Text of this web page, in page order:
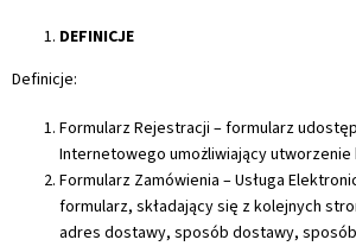
DEFINICJE
Definicje:
Formularz Rejestracji – formularz
Internetowego umożliwiający utworzenie
Formularz Zamówienia – Usługa
formularz, składający się z kolejnych
adres dostawy, sposób dostawy,